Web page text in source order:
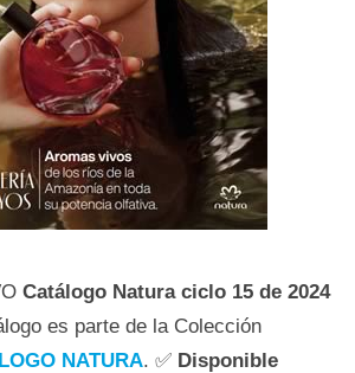
Catálogo Natura ciclo 15 de 2024
es parte de la Colección
NATURA. ✅ Disponible